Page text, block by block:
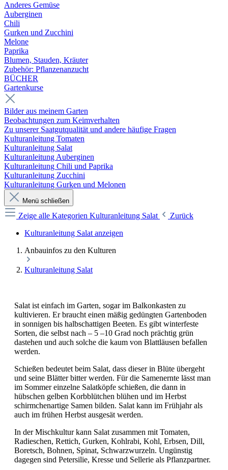
Anderes Gemüse
Auberginen
Chili
Gurken und Zucchini
Melone
Paprika
Blumen, Stauden, Kräuter
Zubehör: Pflanzenanzucht
BÜCHER
Gartenkurse
Bilder aus meinem Garten
Beobachtungen zum Keimverhalten
Zu unserer Saatgutqualität und andere häufige Fragen
Kulturanleitung Tomaten
Kulturanleitung Salat
Kulturanleitung Auberginen
Kulturanleitung Chili und Paprika
Kulturanleitung Zucchini
Kulturanleitung Gurken und Melonen
Menü schließen
Zeige alle Kategorien Kulturanleitung Salat
Zurück
Kulturanleitung Salat anzeigen
Anbauinfos zu den Kulturen
Kulturanleitung Salat
Salat ist einfach im Garten, sogar im Balkonkasten zu
kultivieren. Er braucht einen mäßig gedüngten Gartenboden
in sonnigen bis halbschattigen Beeten. Es gibt winterfeste
Sorten, die selbst nach – 5 –10 Grad noch prächtig grün
dastehen und auch solche die kaum von Blattläusen befallen
werden.
Schießen bedeutet beim Salat, dass dieser in Blüte übergeht
und seine Blätter bitter werden. Für die Samenernte lässt man
im Sommer einzelne Salatköpfe schießen, die dann in
hübschen gelben Korbblütchen blühen und im Herbst
schirmchenartige Samen bilden. Salat kann im Frühjahr als
auch im frühen Herbst ausgesät werden.
In der Mischkultur kann Salat zusammen mit Tomaten,
Radieschen, Rettich, Gurken, Kohlrabi, Kohl, Erbsen, Dill,
Boretsch, Bohnen, Spinat, Schwarzwurzeln. Ungünstig
dagegen sind Petersilie, Kresse und Sellerie als Pflanzpartner.